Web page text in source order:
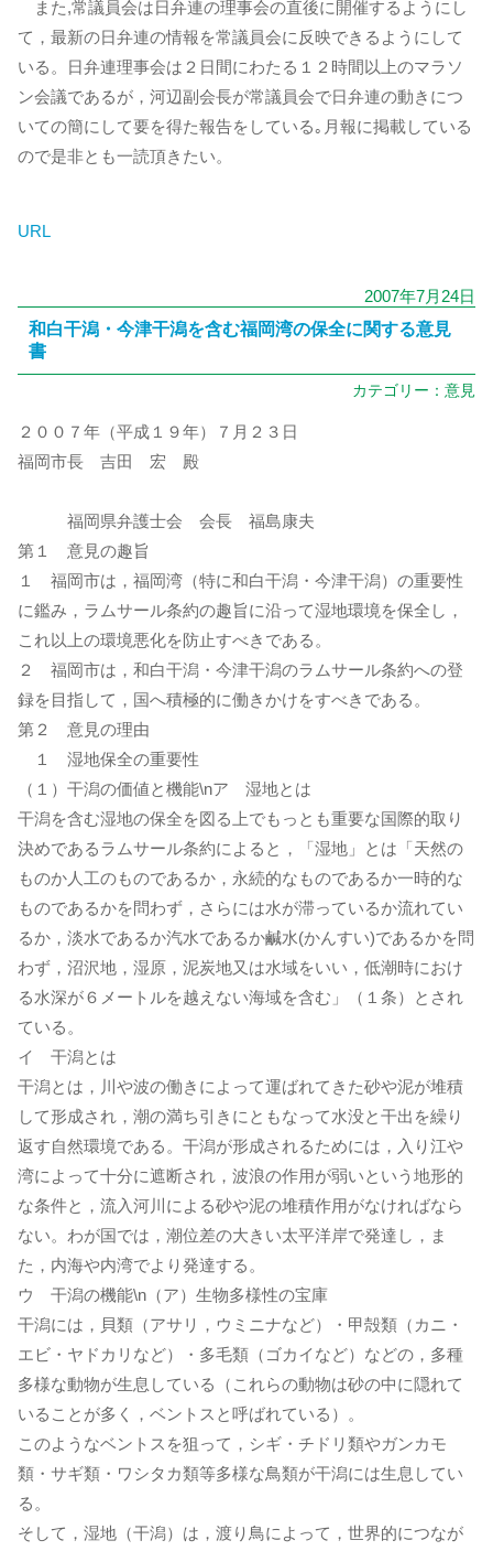
また,常議員会は日弁連の理事会の直後に開催するようにし
て，最新の日弁連の情報を常議員会に反映できるようにして
いる。日弁連理事会は２日間にわたる１２時間以上のマラソ
ン会議であるが，河辺副会長が常議員会で日弁連の動きにつ
いての簡にして要を得た報告をしている｡月報に掲載している
ので是非とも一読頂きたい。
URL
2007年7月24日
和白干潟・今津干潟を含む福岡湾の保全に関する意見
書
カテゴリー： 意見
２００７年（平成１９年）７月２３日
福岡市長 吉田 宏 殿
福岡県弁護士会 会長 福島康夫
第１ 意見の趣旨
１ 福岡市は，福岡湾（特に和白干潟・今津干潟）の重要性
に鑑み，ラムサール条約の趣旨に沿って湿地環境を保全し，
これ以上の環境悪化を防止すべきである。
２ 福岡市は，和白干潟・今津干潟のラムサール条約への登
録を目指して，国へ積極的に働きかけをすべきである。
第２ 意見の理由
１ 湿地保全の重要性
（１）干潟の価値と機能\nア 湿地とは
干潟を含む湿地の保全を図る上でもっとも重要な国際的取り
決めであるラムサール条約によると，「湿地」とは「天然の
ものか人工のものであるか，永続的なものであるか一時的な
ものであるかを問わず，さらには水が滞っているか流れてい
るか，淡水であるか汽水であるか鹹水(かんすい)であるかを問
わず，沼沢地，湿原，泥炭地又は水域をいい，低潮時におけ
る水深が６メートルを越えない海域を含む」（１条）とされ
ている。
イ 干潟とは
干潟とは，川や波の働きによって運ばれてきた砂や泥が堆積
して形成され，潮の満ち引きにともなって水没と干出を繰り
返す自然環境である。干潟が形成されるためには，入り江や
湾によって十分に遮断され，波浪の作用が弱いという地形的
な条件と，流入河川による砂や泥の堆積作用がなければなら
ない。わが国では，潮位差の大きい太平洋岸で発達し，ま
た，内海や内湾でより発達する。
ウ 干潟の機能\n（ア）生物多様性の宝庫
干潟には，貝類（アサリ，ウミニナなど）・甲殻類（カニ・
エビ・ヤドカリなど）・多毛類（ゴカイなど）などの，多種
多様な動物が生息している（これらの動物は砂の中に隠れて
いることが多く，ベントスと呼ばれている）。
このようなベントスを狙って，シギ・チドリ類やガンカモ
類・サギ類・ワシタカ類等多様な鳥類が干潟には生息してい
る。
そして，湿地（干潟）は，渡り鳥によって，世界的につなが